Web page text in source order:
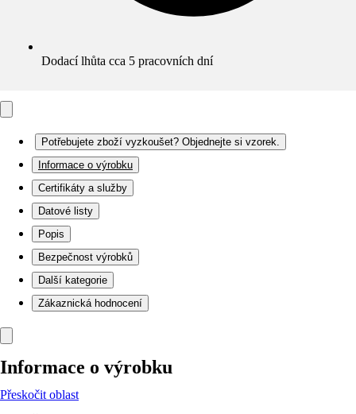
Dodací lhůta cca 5 pracovních dní
Potřebujete zboží vyzkoušet? Objednejte si vzorek.
Informace o výrobku
Certifikáty a služby
Datové listy
Popis
Bezpečnost výrobků
Další kategorie
Zákaznická hodnocení
Informace o výrobku
Přeskočit oblast